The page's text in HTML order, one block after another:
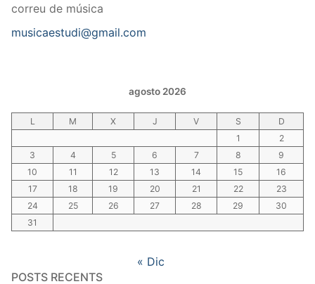
correu de música
musicaestudi@gmail.com
agosto 2026
L M X J V S
D
1
2
3
4 5 6 7 8
9
10
11 12 13 14 15
16
17
18 19 20 21 22
23
24
25 26 27 28 29
30
31
« Dic
POSTS RECENTS